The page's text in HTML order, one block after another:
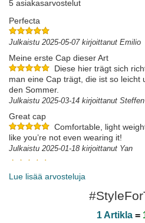
5 asiakasarvostelut
Perfecta
Julkaistu 2025-05-07 kirjoittanut Emilio
Meine erste Cap dieser Art
Diese hier trägt sich
man eine Cap trägt, die ist so leicht
den Sommer.
Julkaistu 2025-03-14 kirjoittanut Steffen
Great cap
Comfortable, light
like you’re not even wearing it!
Julkaistu 2025-01-18 kirjoittanut Yan
Julkaistu 2025-05-17 kirjoittanut Robert
Lue lisää arvosteluja
1 Artikla=